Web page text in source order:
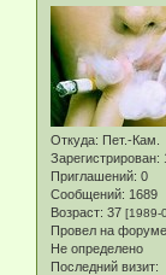
Откуда: Пет.-Кам.
Зарегистрирован:
Приглашений: 0
Сообщений: 1689
Возраст: 37 [1989-
Провел на
Не определено
Последний визит: